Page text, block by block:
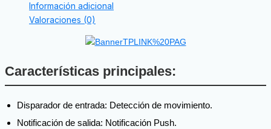
Información adicional
Valoraciones (0)
Características principales:
Disparador de entrada: Detección de movimiento.
Notificación de salida: Notificación Push.